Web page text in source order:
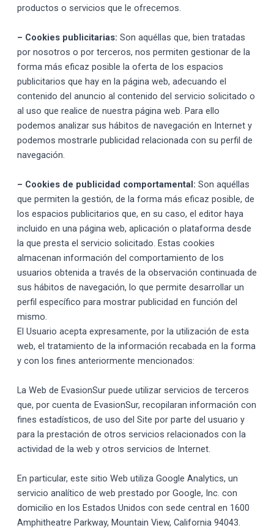
productos o servicios que le ofrecemos.
– Cookies publicitarias: Son aquéllas que, bien tratadas
por nosotros o por terceros, nos permiten gestionar de la
forma más eficaz posible la oferta de los espacios
publicitarios que hay en la página web, adecuando el
contenido del anuncio al contenido del servicio solicitado o
al uso que realice de nuestra página web. Para ello
podemos analizar sus hábitos de navegación en Internet y
podemos mostrarle publicidad relacionada con su perfil de
navegación.
– Cookies de publicidad comportamental: Son aquéllas
que permiten la gestión, de la forma más eficaz posible, de
los espacios publicitarios que, en su caso, el editor haya
incluido en una página web, aplicación o plataforma desde
la que presta el servicio solicitado. Estas cookies
almacenan información del comportamiento de los
usuarios obtenida a través de la observación continuada de
sus hábitos de navegación, lo que permite desarrollar un
perfil específico para mostrar publicidad en función del
mismo.
El Usuario acepta expresamente, por la utilización de esta
web, el tratamiento de la información recabada en la forma
y con los fines anteriormente mencionados:
La Web de EvasionSur puede utilizar servicios de terceros
que, por cuenta de EvasionSur, recopilaran información con
fines estadísticos, de uso del Site por parte del usuario y
para la prestación de otros servicios relacionados con la
actividad de la web y otros servicios de Internet.
En particular, este sitio Web utiliza Google Analytics, un
servicio analítico de web prestado por Google, Inc. con
domicilio en los Estados Unidos con sede central en 1600
Amphitheatre Parkway, Mountain View, California 94043.